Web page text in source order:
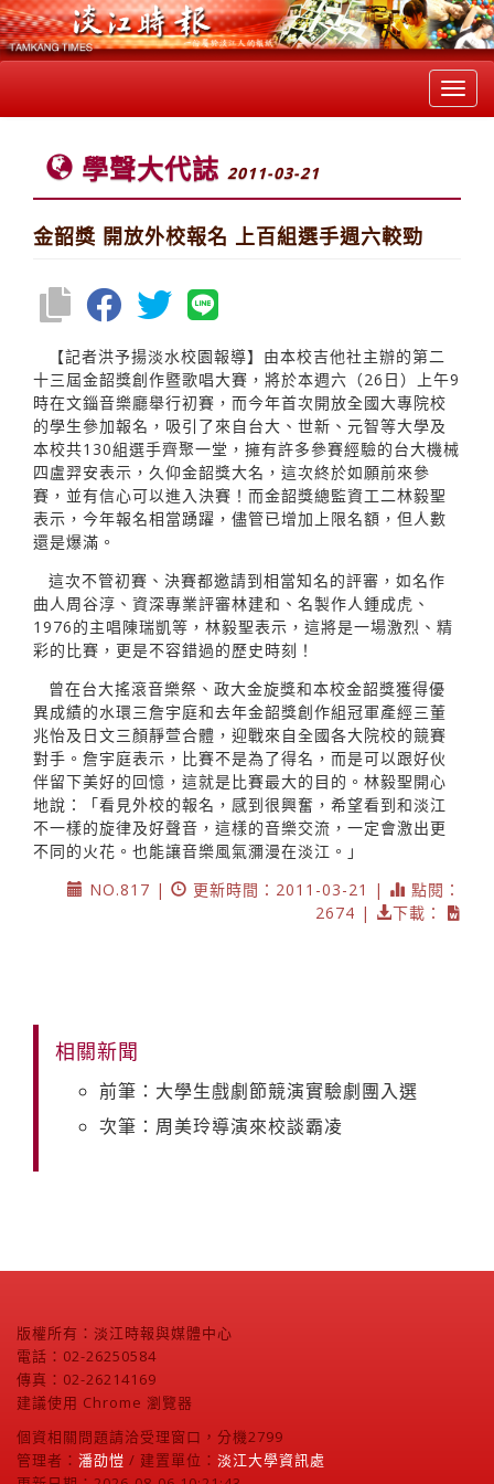
學聲大代誌 2011-03-21
金韶獎 開放外校報名 上百組選手週六較勁
【記者洪予揚淡水校園報導】由本校吉他社主辦的第二
十三屆金韶獎創作暨歌唱大賽，將於本週六（26日）上午9
時在文錙音樂廳舉行初賽，而今年首次開放全國大專院校
的學生參加報名，吸引了來自台大、世新、元智等大學及
本校共130組選手齊聚一堂，擁有許多參賽經驗的台大機械
四盧羿安表示，久仰金韶獎大名，這次終於如願前來參
賽，並有信心可以進入決賽！而金韶獎總監資工二林毅聖
表示，今年報名相當踴躍，儘管已增加上限名額，但人數
還是爆滿。
這次不管初賽、決賽都邀請到相當知名的評審，如名作
曲人周谷淳、資深專業評審林建和、名製作人鍾成虎、
1976的主唱陳瑞凱等，林毅聖表示，這將是一場激烈、精
彩的比賽，更是不容錯過的歷史時刻！
曾在台大搖滾音樂祭、政大金旋獎和本校金韶獎獲得優
異成績的水環三詹宇庭和去年金韶獎創作組冠軍產經三董
兆怡及日文三顏靜萱合體，迎戰來自全國各大院校的競賽
對手。詹宇庭表示，比賽不是為了得名，而是可以跟好伙
伴留下美好的回憶，這就是比賽最大的目的。林毅聖開心
地說：「看見外校的報名，感到很興奮，希望看到和淡江
不一樣的旋律及好聲音，這樣的音樂交流，一定會激出更
不同的火花。也能讓音樂風氣瀰漫在淡江。」
NO.817 |
更新時間：2011-03-21 |
點閱：
2674 |
下載：
相關新聞
前筆：大學生戲劇節競演實驗劇團入選
次筆：周美玲導演來校談霸凌
版權所有：淡江時報與媒體中心
電話：02-26250584
傳真：02-26214169
建議使用 Chrome 瀏覽器
個資相關問題請洽受理窗口，分機2799
管理者： 潘劭愷 / 建置單位： 淡江大學資訊處